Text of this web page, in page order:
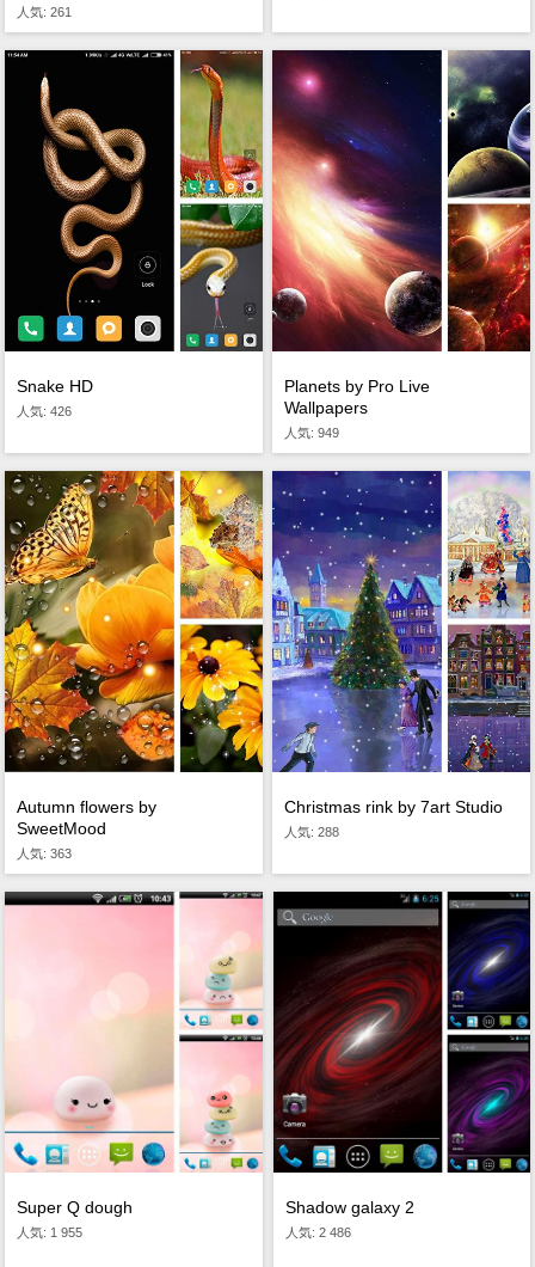
人気: 261
Snake HD
人気: 426
Planets by Pro Live
Wallpapers
人気: 949
Autumn flowers by
SweetMood
人気: 363
Christmas rink by 7art Studio
人気: 288
Super Q dough
人気: 1 955
Shadow galaxy 2
人気: 2 486